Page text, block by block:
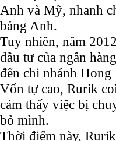
Anh và Mỹ, nhanh
bảng Anh.
Tuy nhiên, năm
đầu tư của ngân
đến chi nhánh
Vốn tự cao, Rurik
cảm thấy việc bị
bỏ mình.
Thời điểm này,